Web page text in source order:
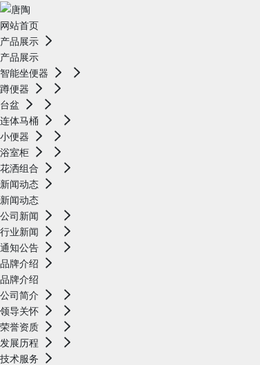
网站首页
产品展示
产品展示
智能坐便器
蹲便器
台盆
连体马桶
小便器
浴室柜
花洒组合
新闻动态
新闻动态
公司新闻
行业新闻
通知公告
品牌介绍
品牌介绍
公司简介
领导关怀
荣誉资质
发展历程
技术服务